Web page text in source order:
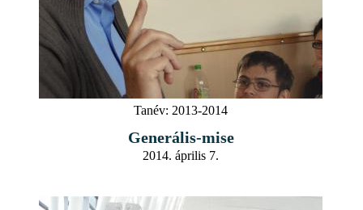
Tanév: 2013-2014
Generális-mise
2014. április 7.